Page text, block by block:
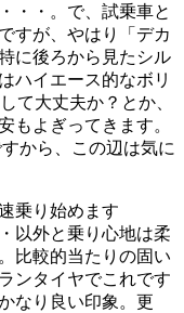
・・。で、試乗車と
すが、やはり「デカ
に後ろから見たシル
ハイエース的なボリ
て大丈夫か？とか、
もよぎってきます。
から、この辺は気に
乗り始めます
以外と乗り心地は柔
比較的当たりの固い
ンタイヤでこれです
なり良い印象。更